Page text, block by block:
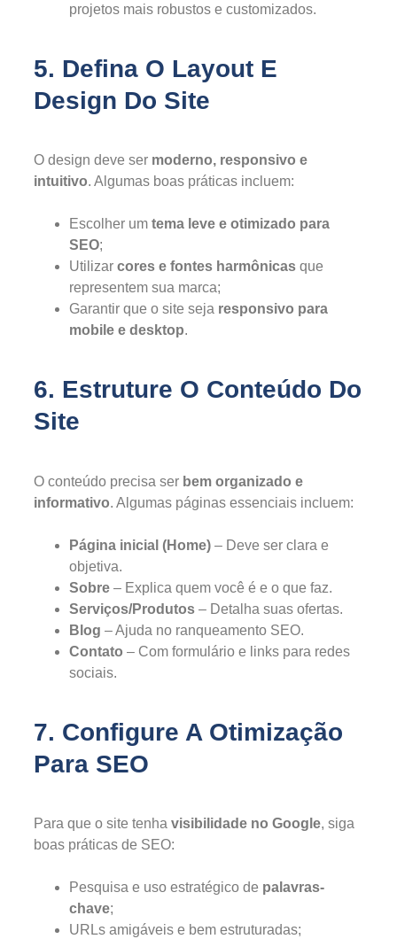
projetos mais robustos e customizados.
5. Defina O Layout E
Design Do Site
O design deve ser moderno, responsivo e
intuitivo. Algumas boas práticas incluem:
Escolher um tema leve e otimizado para
SEO;
Utilizar cores e fontes harmônicas que
representem sua marca;
Garantir que o site seja responsivo para
mobile e desktop.
6. Estruture O Conteúdo Do
Site
O conteúdo precisa ser bem organizado e
informativo. Algumas páginas essenciais incluem:
Página inicial (Home) – Deve ser clara e
objetiva.
Sobre – Explica quem você é e o que faz.
Serviços/Produtos – Detalha suas ofertas.
Blog – Ajuda no ranqueamento SEO.
Contato – Com formulário e links para redes
sociais.
7. Configure A Otimização
Para SEO
Para que o site tenha visibilidade no Google, siga
boas práticas de SEO:
Pesquisa e uso estratégico de palavras-
chave;
URLs amigáveis e bem estruturadas;